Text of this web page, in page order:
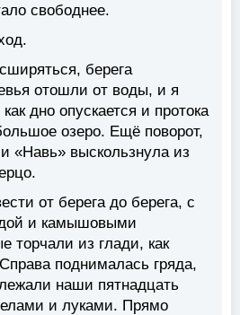
свободнее.
берега
отошли от воды, и я
дно опускается и протока
озеро. Ещё поворот,
«Навь» выскользнула из
от берега до берега, с
и камышовыми
торчали из глади, как
поднималась гряда,
наши пятнадцать
и луками. Прямо